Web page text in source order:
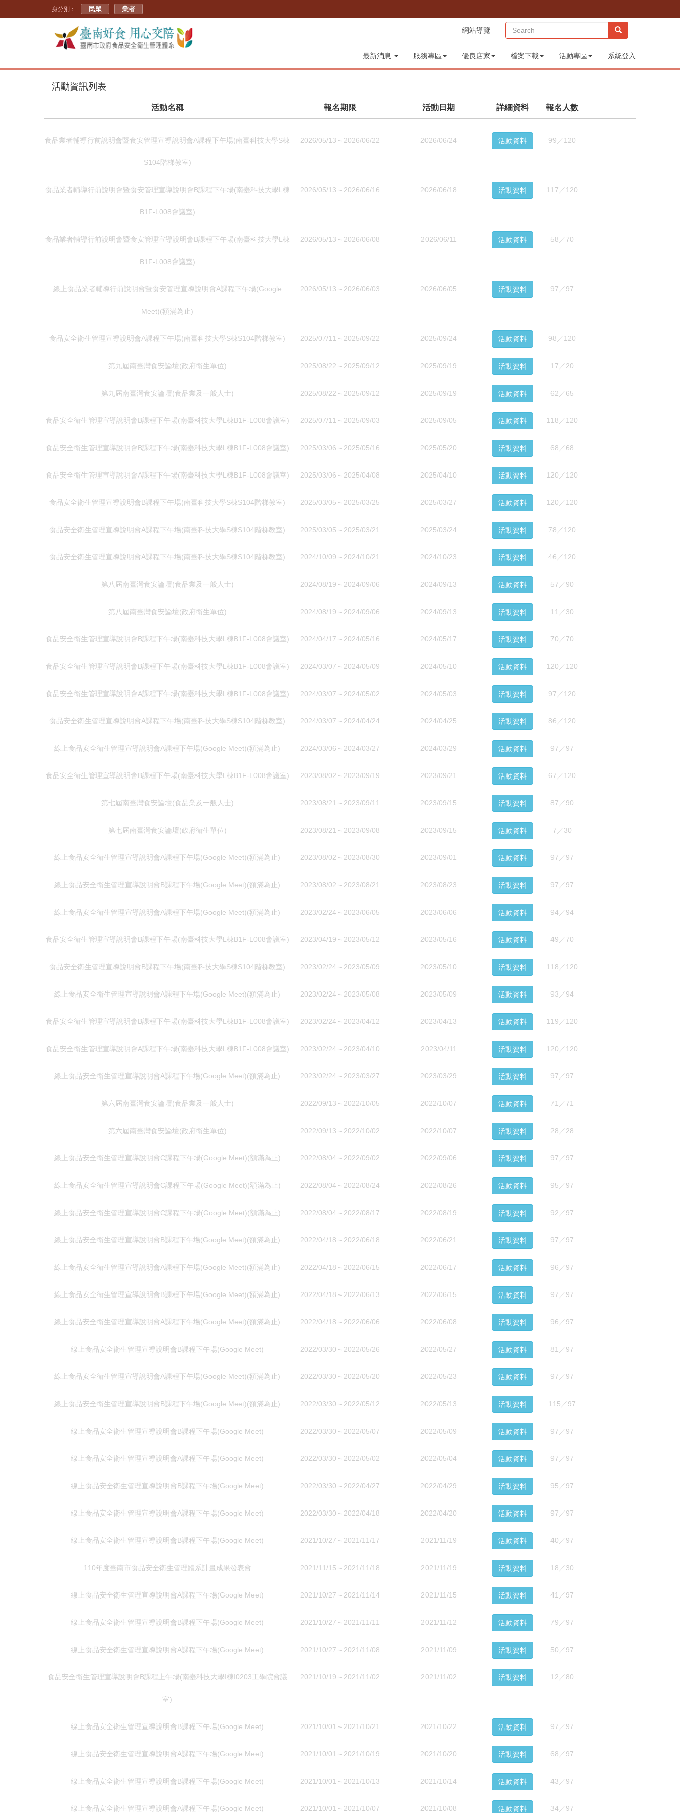
身分別： 民眾 業者
網站導覽 (sitemap)
最新消息 服務專區 優良店家 檔案下載 活動專區 系統登入
活動資訊列表
活動名稱 報名期限 活動日期 詳細資料 報名人數
食品業者輔導行前說明會暨食安管理宣導說明會A課程下午場(南臺科技大學S棟
S104階梯教室)
2026/05/13～2026/06/22 2026/06/24 活動資料 99／120
食品業者輔導行前說明會暨食安管理宣導說明會B課程下午場(南臺科技大學L棟
B1F-L008會議室)
2026/05/13～2026/06/16 2026/06/18 活動資料 117／120
食品業者輔導行前說明會暨食安管理宣導說明會B課程下午場(南臺科技大學L棟
B1F-L008會議室)
2026/05/13～2026/06/08 2026/06/11 活動資料 58／70
線上食品業者輔導行前說明會暨食安管理宣導說明會A課程下午場(Google
Meet)(額滿為止)
2026/05/13～2026/06/03 2026/06/05 活動資料 97／97
食品安全衛生管理宣導說明會A課程下午場(南臺科技大學S棟S104階梯教室) 2025/07/11～2025/09/22 2025/09/24 活動資料 98／120
第九屆南臺灣食安論壇(政府衛生單位) 2025/08/22～2025/09/12 2025/09/19 活動資料 17／20
第九屆南臺灣食安論壇(食品業及一般人士) 2025/08/22～2025/09/12 2025/09/19 活動資料 62／65
食品安全衛生管理宣導說明會B課程下午場(南臺科技大學L棟B1F-L008會議室) 2025/07/11～2025/09/03 2025/09/05 活動資料 118／120
食品安全衛生管理宣導說明會B課程下午場(南臺科技大學L棟B1F-L008會議室) 2025/03/06～2025/05/16 2025/05/20 活動資料 68／68
食品安全衛生管理宣導說明會A課程下午場(南臺科技大學L棟B1F-L008會議室) 2025/03/06～2025/04/08 2025/04/10 活動資料 120／120
食品安全衛生管理宣導說明會B課程下午場(南臺科技大學S棟S104階梯教室) 2025/03/05～2025/03/25 2025/03/27 活動資料 120／120
食品安全衛生管理宣導說明會A課程下午場(南臺科技大學S棟S104階梯教室) 2025/03/05～2025/03/21 2025/03/24 活動資料 78／120
食品安全衛生管理宣導說明會A課程下午場(南臺科技大學S棟S104階梯教室) 2024/10/09～2024/10/21 2024/10/23 活動資料 46／120
第八屆南臺灣食安論壇(食品業及一般人士) 2024/08/19～2024/09/06 2024/09/13 活動資料 57／90
第八屆南臺灣食安論壇(政府衛生單位) 2024/08/19～2024/09/06 2024/09/13 活動資料 11／30
食品安全衛生管理宣導說明會B課程下午場(南臺科技大學L棟B1F-L008會議室) 2024/04/17～2024/05/16 2024/05/17 活動資料 70／70
食品安全衛生管理宣導說明會B課程下午場(南臺科技大學L棟B1F-L008會議室) 2024/03/07～2024/05/09 2024/05/10 活動資料 120／120
食品安全衛生管理宣導說明會A課程下午場(南臺科技大學L棟B1F-L008會議室) 2024/03/07～2024/05/02 2024/05/03 活動資料 97／120
食品安全衛生管理宣導說明會A課程下午場(南臺科技大學S棟S104階梯教室) 2024/03/07～2024/04/24 2024/04/25 活動資料 86／120
線上食品安全衛生管理宣導說明會A課程下午場(Google Meet)(額滿為止) 2024/03/06～2024/03/27 2024/03/29 活動資料 97／97
食品安全衛生管理宣導說明會B課程下午場(南臺科技大學L棟B1F-L008會議室) 2023/08/02～2023/09/19 2023/09/21 活動資料 67／120
第七屆南臺灣食安論壇(食品業及一般人士) 2023/08/21～2023/09/11 2023/09/15 活動資料 87／90
第七屆南臺灣食安論壇(政府衛生單位) 2023/08/21～2023/09/08 2023/09/15 活動資料 7／30
線上食品安全衛生管理宣導說明會A課程下午場(Google Meet)(額滿為止) 2023/08/02～2023/08/30 2023/09/01 活動資料 97／97
線上食品安全衛生管理宣導說明會B課程下午場(Google Meet)(額滿為止) 2023/08/02～2023/08/21 2023/08/23 活動資料 97／97
線上食品安全衛生管理宣導說明會A課程下午場(Google Meet)(額滿為止) 2023/02/24～2023/06/05 2023/06/06 活動資料 94／94
食品安全衛生管理宣導說明會B課程下午場(南臺科技大學L棟B1F-L008會議室) 2023/04/19～2023/05/12 2023/05/16 活動資料 49／70
食品安全衛生管理宣導說明會B課程下午場(南臺科技大學S棟S104階梯教室) 2023/02/24～2023/05/09 2023/05/10 活動資料 118／120
線上食品安全衛生管理宣導說明會A課程下午場(Google Meet)(額滿為止) 2023/02/24～2023/05/08 2023/05/09 活動資料 93／94
食品安全衛生管理宣導說明會B課程下午場(南臺科技大學L棟B1F-L008會議室) 2023/02/24～2023/04/12 2023/04/13 活動資料 119／120
食品安全衛生管理宣導說明會A課程下午場(南臺科技大學L棟B1F-L008會議室) 2023/02/24～2023/04/10 2023/04/11 活動資料 120／120
線上食品安全衛生管理宣導說明會A課程下午場(Google Meet)(額滿為止) 2023/02/24～2023/03/27 2023/03/29 活動資料 97／97
第六屆南臺灣食安論壇(食品業及一般人士) 2022/09/13～2022/10/05 2022/10/07 活動資料 71／71
第六屆南臺灣食安論壇(政府衛生單位) 2022/09/13～2022/10/02 2022/10/07 活動資料 28／28
線上食品安全衛生管理宣導說明會C課程下午場(Google Meet)(額滿為止) 2022/08/04～2022/09/02 2022/09/06 活動資料 97／97
線上食品安全衛生管理宣導說明會C課程下午場(Google Meet)(額滿為止) 2022/08/04～2022/08/24 2022/08/26 活動資料 95／97
線上食品安全衛生管理宣導說明會C課程下午場(Google Meet)(額滿為止) 2022/08/04～2022/08/17 2022/08/19 活動資料 92／97
線上食品安全衛生管理宣導說明會B課程下午場(Google Meet)(額滿為止) 2022/04/18～2022/06/18 2022/06/21 活動資料 97／97
線上食品安全衛生管理宣導說明會A課程下午場(Google Meet)(額滿為止) 2022/04/18～2022/06/15 2022/06/17 活動資料 96／97
線上食品安全衛生管理宣導說明會B課程下午場(Google Meet)(額滿為止) 2022/04/18～2022/06/13 2022/06/15 活動資料 97／97
線上食品安全衛生管理宣導說明會A課程下午場(Google Meet)(額滿為止) 2022/04/18～2022/06/06 2022/06/08 活動資料 96／97
線上食品安全衛生管理宣導說明會B課程下午場(Google Meet) 2022/03/30～2022/05/26 2022/05/27 活動資料 81／97
線上食品安全衛生管理宣導說明會A課程下午場(Google Meet)(額滿為止) 2022/03/30～2022/05/20 2022/05/23 活動資料 97／97
線上食品安全衛生管理宣導說明會B課程下午場(Google Meet)(額滿為止) 2022/03/30～2022/05/12 2022/05/13 活動資料 115／97
線上食品安全衛生管理宣導說明會B課程下午場(Google Meet) 2022/03/30～2022/05/07 2022/05/09 活動資料 97／97
線上食品安全衛生管理宣導說明會A課程下午場(Google Meet) 2022/03/30～2022/05/02 2022/05/04 活動資料 97／97
線上食品安全衛生管理宣導說明會B課程下午場(Google Meet) 2022/03/30～2022/04/27 2022/04/29 活動資料 95／97
線上食品安全衛生管理宣導說明會A課程下午場(Google Meet) 2022/03/30～2022/04/18 2022/04/20 活動資料 97／97
線上食品安全衛生管理宣導說明會B課程下午場(Google Meet) 2021/10/27～2021/11/17 2021/11/19 活動資料 40／97
110年度臺南市食品安全衛生管理體系計畫成果發表會 2021/11/15～2021/11/18 2021/11/19 活動資料 18／30
線上食品安全衛生管理宣導說明會A課程下午場(Google Meet) 2021/10/27～2021/11/14 2021/11/15 活動資料 41／97
線上食品安全衛生管理宣導說明會B課程下午場(Google Meet) 2021/10/27～2021/11/11 2021/11/12 活動資料 79／97
線上食品安全衛生管理宣導說明會A課程下午場(Google Meet) 2021/10/27～2021/11/08 2021/11/09 活動資料 50／97
食品安全衛生管理宣導說明會B課程上午場(南臺科技大學I棟I0203工學院會議
室)
2021/10/19～2021/11/02 2021/11/02 活動資料 12／80
線上食品安全衛生管理宣導說明會B課程下午場(Google Meet) 2021/10/01～2021/10/21 2021/10/22 活動資料 97／97
線上食品安全衛生管理宣導說明會A課程下午場(Google Meet) 2021/10/01～2021/10/19 2021/10/20 活動資料 68／97
線上食品安全衛生管理宣導說明會B課程下午場(Google Meet) 2021/10/01～2021/10/13 2021/10/14 活動資料 43／97
線上食品安全衛生管理宣導說明會A課程下午場(Google Meet) 2021/10/01～2021/10/07 2021/10/08 活動資料 34／97